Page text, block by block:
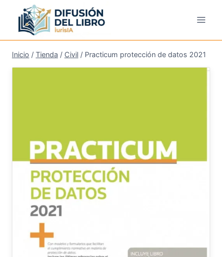
contenido
Inicio / Tienda / Civil / Practicum protección de datos 2021